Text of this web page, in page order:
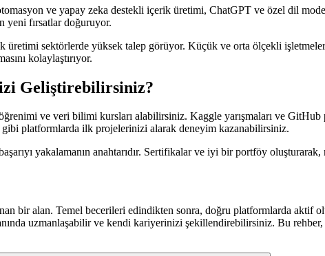
ve yapay zeka destekli içerik üretimi, ChatGPT ve özel dil
yeni fırsatlar doğuruyor.
üretimi sektörlerde yüksek talep görüyor. Küçük ve orta ölçekli
kolaylaştırıyor.
Geliştirebilirsiniz?
ve veri bilimi kursları alabilirsiniz. Kaggle yarışmaları ve
platformlarda ilk projelerinizi alarak deneyim kazanabilirsiniz.
yakalamanın anahtarıdır. Sertifikalar ve iyi bir portföy
bir alan. Temel becerileri edindikten sonra, doğru platformlarda
uzmanlaşabilir ve kendi kariyerinizi şekillendirebilirsiniz. Bu